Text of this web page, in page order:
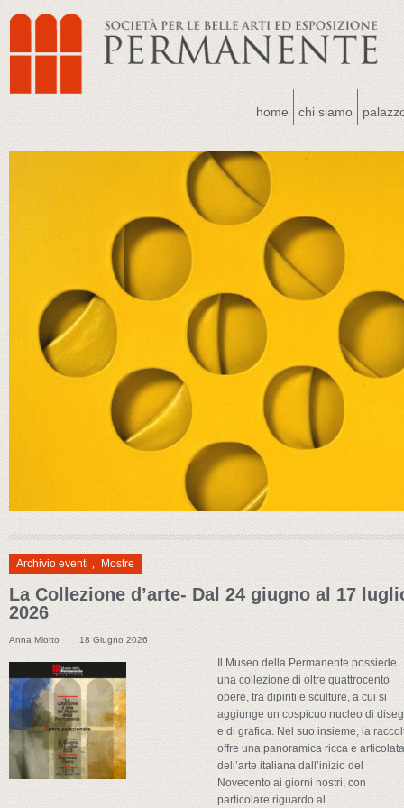
home chi siamo
Archivio eventi , Mostre
La Collezione d’arte- Dal 24 giugno al 17
2026
Anna Miotto 18 Giugno 2026
Il Museo della Permanente possiede
una collezione di oltre quattrocento
opere, tra dipinti e sculture, a cui si
aggiunge un cospicuo nucleo di
e di grafica. Nel suo insieme, la
offre una panoramica ricca e
dell’arte italiana dall’inizio del
Novecento ai giorni nostri, con
particolare riguardo al